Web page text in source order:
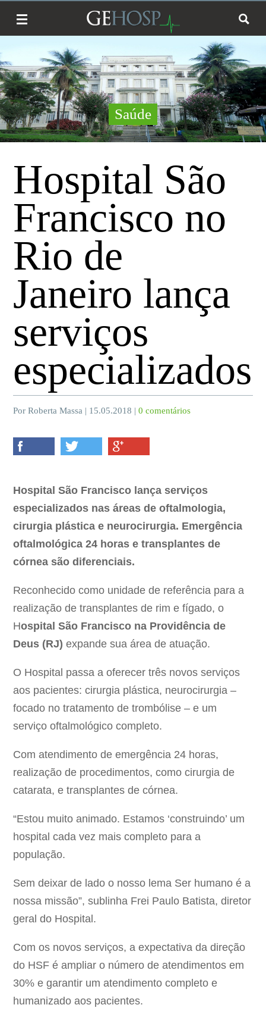
Saúde
Hospital São
Francisco no
Rio de
Janeiro lança
serviços
especializados
Por Roberta Massa | 15.05.2018 |0 comentários
Hospital São Francisco lança serviços
especializados nas áreas de oftalmologia,
cirurgia plástica e neurocirurgia. Emergência
oftalmológica 24 horas e transplantes de
córnea são diferenciais.
Reconhecido como unidade de referência para a
realização de transplantes de rim e fígado, o
Hospital São Francisco na Providência de
Deus (RJ) expande sua área de atuação.
O Hospital passa a oferecer três novos serviços
aos pacientes: cirurgia plástica, neurocirurgia –
focado no tratamento de trombólise – e um
serviço oftalmológico completo.
Com atendimento de emergência 24 horas,
realização de procedimentos, como cirurgia de
catarata, e transplantes de córnea.
“Estou muito animado. Estamos ‘construindo’ um
hospital cada vez mais completo para a
população.
Sem deixar de lado o nosso lema Ser humano é a
nossa missão”, sublinha Frei Paulo Batista, diretor
geral do Hospital.
Com os novos serviços, a expectativa da direção
do HSF é ampliar o número de atendimentos em
30% e garantir um atendimento completo e
humanizado aos pacientes.